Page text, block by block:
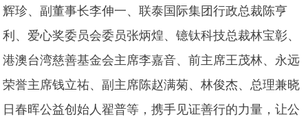
辉珍、副董事长李伸一、联泰国际集团行政总裁陈亨
利、爱心奖委员会委员张炳煌、镱钛科技总裁林宝彰、
港澳台湾慈善基金会主席李嘉音、前主席王茂林、永远
荣誉主席钱立祐、副主席陈赵满菊、林俊杰、总理兼晓
日春晖公益创始人翟普等，携手见证善行的力量，让公